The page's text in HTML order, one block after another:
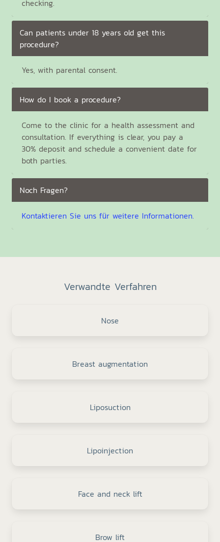
checking.
Can patients under 18 years old get this
procedure?
Yes, with parental consent.
How do I book a procedure?
Come to the clinic for a health assessment and
consultation. If everything is clear, you pay a
30% deposit and schedule a convenient date for
both parties.
Noch Fragen?
Kontaktieren Sie uns für weitere Informationen.
Verwandte Verfahren
Nose
Breast augmentation
Liposuction
Lipoinjection
Face and neck lift
Brow lift